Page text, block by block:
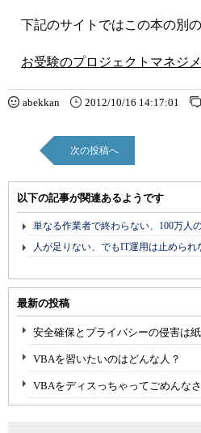
下記のサイトではこの本の別の
お受験のプロジェクトマネジ
abekkan 2012/10/16 14:17:01
次の投稿へ
以下の記事が関連あるようです
単なる作業者で終わらない、100万人
人が足りない、でもIT運用は止められ
最新の投稿
安全確保とプライバシーの侵害は紙
VBAを習いたいのはどんな人？
VBAをディスっちゃってごめんな